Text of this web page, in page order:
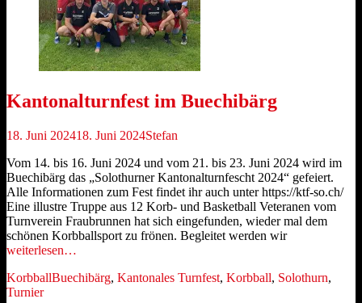
Kantonalturnfest im Buechibärg
Veröffentlicht
18. Juni 202418. Juni 2024Autor
Stefan
Vom 14. bis 16. Juni 2024 und vom 21. bis 23. Juni 2024 wird im
Buechibärg das „Solothurner Kantonalturnfescht 2024“ gefeiert.
Alle Informationen zum Fest findet ihr auch unter https://ktf-so.ch/
Eine illustre Truppe aus 12 Korb- und Basketball Veteranen vom
Turnverein Fraubrunnen hat sich eingefunden, wieder mal dem
schönen Korbballsport zu frönen. Begleitet werden wir
weiterlesen…
Kategorien
KorbballSchlagworte
Buechibärg, Kantonales Turnfest, Korbball, Solothurn,
Turnier